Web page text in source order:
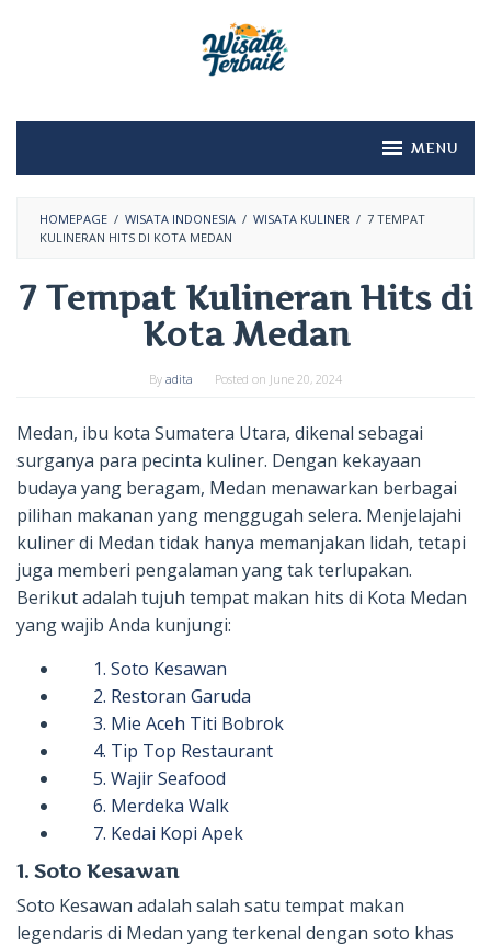
MENU
HOMEPAGE / WISATA INDONESIA / WISATA KULINER / 7 TEMPAT
KULINERAN HITS DI KOTA MEDAN
7 Tempat Kulineran Hits di
Kota Medan
By adita Posted on June 20, 2024
Medan, ibu kota Sumatera Utara, dikenal sebagai
surganya para pecinta kuliner. Dengan kekayaan
budaya yang beragam, Medan menawarkan berbagai
pilihan makanan yang menggugah selera. Menjelajahi
kuliner di Medan tidak hanya memanjakan lidah, tetapi
juga memberi pengalaman yang tak terlupakan.
Berikut adalah tujuh tempat makan hits di Kota Medan
yang wajib Anda kunjungi:
1. Soto Kesawan
2. Restoran Garuda
3. Mie Aceh Titi Bobrok
4. Tip Top Restaurant
5. Wajir Seafood
6. Merdeka Walk
7. Kedai Kopi Apek
1. Soto Kesawan
Soto Kesawan adalah salah satu tempat makan
legendaris di Medan yang terkenal dengan soto khas